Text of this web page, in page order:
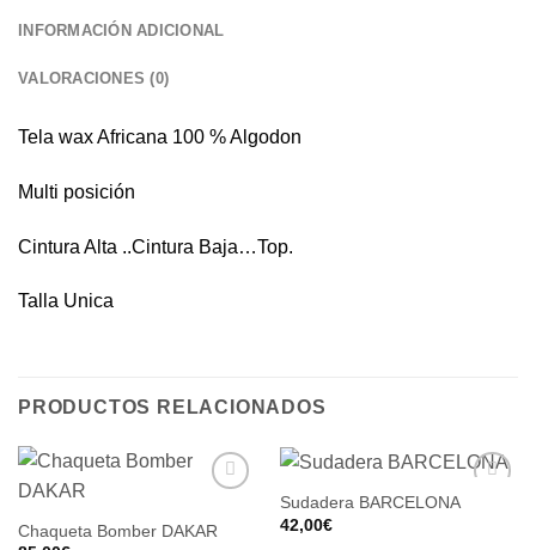
INFORMACIÓN ADICIONAL
VALORACIONES (0)
Tela wax Africana 100 % Algodon
Multi posición
Cintura Alta ..Cintura Baja…Top.
Talla Unica
PRODUCTOS RELACIONADOS
Chaqueta Bomber DAKAR
Sudadera BARCELONA
42,00€